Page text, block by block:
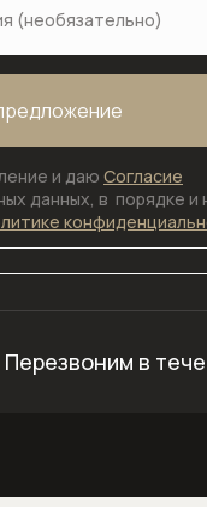
(необязательно)
и даю Согласие
данных, в порядке и
Перезвоним в